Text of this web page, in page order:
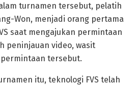
turnamen tersebut, pelatih
Won, menjadi orang pertama
saat mengajukan permintaan
peninjauan video, wasit
tersebut.
itu, teknologi FVS telah